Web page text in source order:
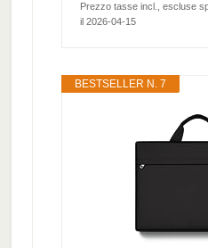
Prezzo tasse incl., escluse
il 2026-04-15
BESTSELLER N. 7